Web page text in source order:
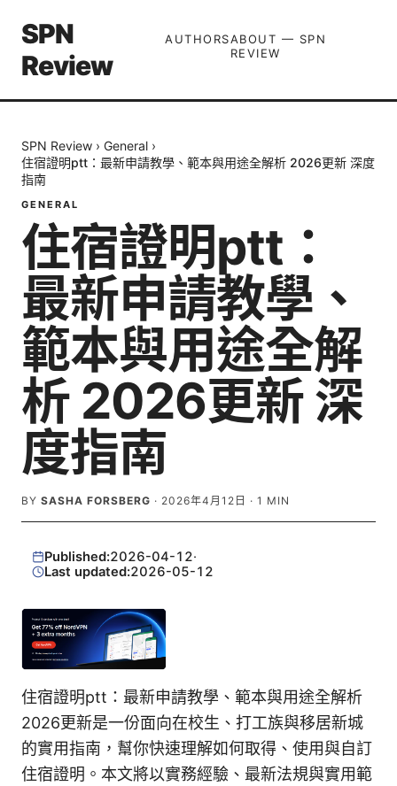
SPN
Review
AUTHORSABOUT — SPN
REVIEW
SPN Review › General ›
住宿證明ptt：最新申請教學、範本與用途全解析 2026更新 深度
指南
GENERAL
住宿證明ptt：
最新申請教學、
範本與用途全解
析 2026更新 深
度指南
BY SASHA FORSBERG · 2026年4月12日 · 1 MIN
Published:2026-04-12·
Last updated:2026-05-12
住宿證明ptt：最新申請教學、範本與用途全解析
2026更新是一份面向在校生、打工族與移居新城
的實用指南，幫你快速理解如何取得、使用與自訂
住宿證明。本文將以實務經驗、最新法規與實用範